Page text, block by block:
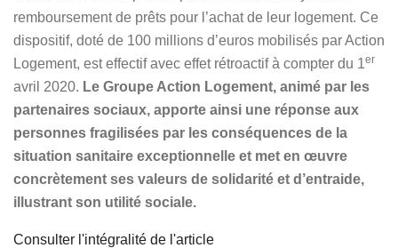
remboursement de prêts pour l’achat de leur logement. Ce
dispositif, doté de 100 millions d’euros mobilisés par Action
Logement, est effectif avec effet rétroactif à compter du 1er
avril 2020. Le Groupe Action Logement, animé par les
partenaires sociaux, apporte ainsi une réponse aux
personnes fragilisées par les conséquences de la
situation sanitaire exceptionnelle et met en œuvre
concrètement ses valeurs de solidarité et d’entraide,
illustrant son utilité sociale.
Consulter l'intégralité de l'article